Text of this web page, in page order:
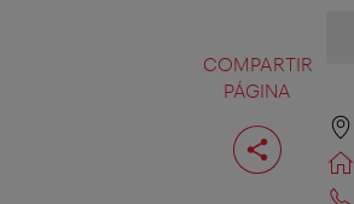
COMPARTIR
PÁGINA
Compartir
página